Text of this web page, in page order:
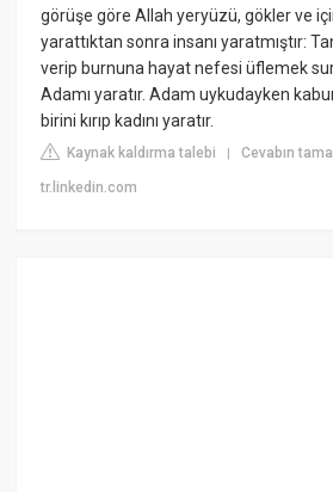
görüşe göre Allah yeryüzü, gökler ve
yarattıktan sonra insanı yaratmıştır:
verip burnuna hayat nefesi üflemek
Adamı yaratır. Adam uykudayken
birini kırıp kadını yaratır.
Kaynak kaldırma talebi |Cevabın
tr.linkedin.com